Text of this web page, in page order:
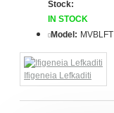
Stock:
IN STOCK
Model: MVBLFT
Ifigeneia Lefkaditi